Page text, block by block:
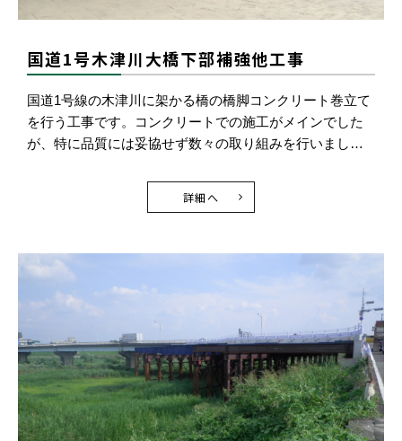
国道1号木津川大橋下部補強他工事
国道1号線の木津川に架かる橋の橋脚コンクリート巻立て
を行う工事です。コンクリートでの施工がメインでした
が、特に品質には妥協せず数々の取り組みを行いまし…
詳細へ